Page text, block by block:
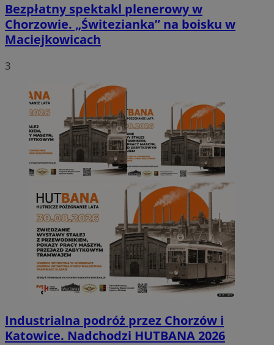
Bezpłatny spektakl plenerowy w
Chorzowie. „Świtezianka” na boisku w
Maciejkowicach
3
Industrialna podróż przez Chorzów i
Katowice. Nadchodzi HUTBANA 2026